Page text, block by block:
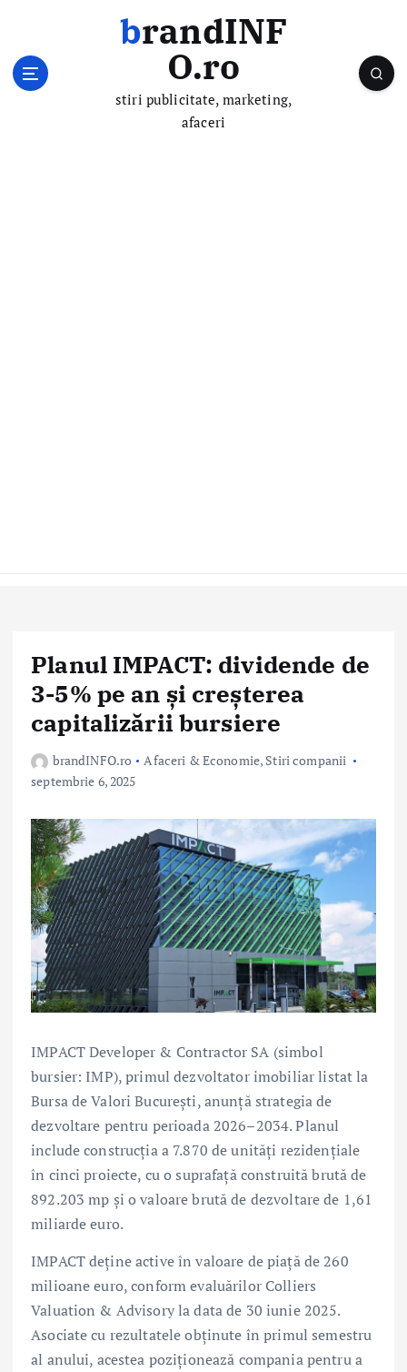
brandINF
O.ro
stiri publicitate, marketing,
afaceri
Planul IMPACT: dividende de
3-5% pe an și creșterea
capitalizării bursiere
brandINFO.ro Afaceri & Economie, Stiri companii
septembrie 6, 2025
IMPACT Developer & Contractor SA (simbol
bursier: IMP), primul dezvoltator imobiliar listat la
Bursa de Valori București, anunță strategia de
dezvoltare pentru perioada 2026–2034. Planul
include construcția a 7.870 de unități rezidențiale
în cinci proiecte, cu o suprafață construită brută de
892.203 mp și o valoare brută de dezvoltare de 1,61
miliarde euro.
IMPACT deține active în valoare de piață de 260
milioane euro, conform evaluărilor Colliers
Valuation & Advisory la data de 30 iunie 2025.
Asociate cu rezultatele obținute în primul semestru
al anului, acestea poziționează compania pentru a